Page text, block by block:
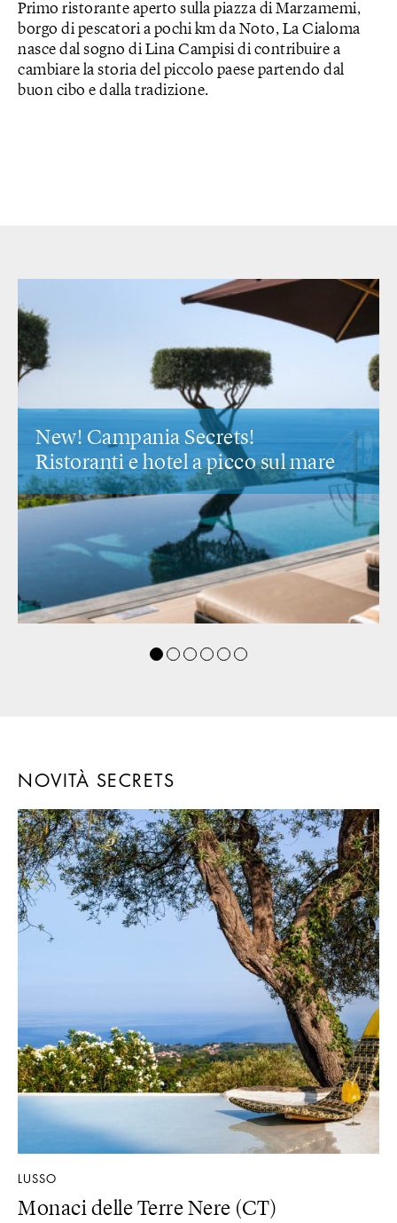
Primo ristorante aperto sulla piazza di Marzamemi,
borgo di pescatori a pochi km da Noto, La Cialoma
nasce dal sogno di Lina Campisi di contribuire a
cambiare la storia del piccolo paese partendo dal
buon cibo e dalla tradizione.
New! Campania Secrets!
Ristoranti e hotel a picco sul mare
NOVITÀ SECRETS
LUSSO
Monaci delle Terre Nere (CT)